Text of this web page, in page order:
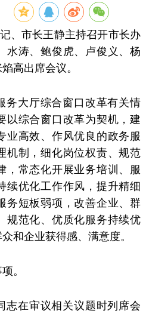
、市长王静主持召开市长办
水涛、鲍俊虎、卢俊义、杨
高出席会议。
务大厅综合窗口改革有关情
以综合窗口改革为契机，建
业高效、作风优良的政务服
机制，细化岗位权责、规范
，常态化开展业务培训、服
续优化工作作风，提升精细
务短板弱项，改善企业、群
规范化、优质化服务持续优
和企业获得感、满意度。
。
志在审议相关议题时列席会